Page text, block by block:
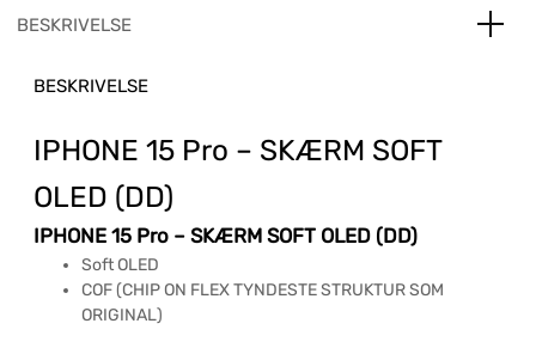
BESKRIVELSE
BESKRIVELSE
IPHONE 15 Pro – SKÆRM SOFT
OLED (DD)
IPHONE 15 Pro – SKÆRM SOFT OLED (DD)
Soft OLED
COF (CHIP ON FLEX TYNDESTE STRUKTUR SOM
ORIGINAL)